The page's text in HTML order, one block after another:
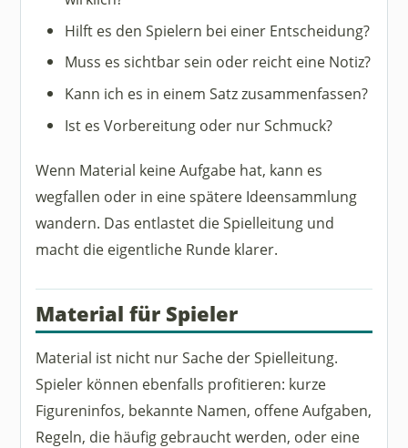
Hilft es den Spielern bei einer Entscheidung?
Muss es sichtbar sein oder reicht eine Notiz?
Kann ich es in einem Satz zusammenfassen?
Ist es Vorbereitung oder nur Schmuck?
Wenn Material keine Aufgabe hat, kann es
wegfallen oder in eine spätere Ideensammlung
wandern. Das entlastet die Spielleitung und
macht die eigentliche Runde klarer.
Material für Spieler
Material ist nicht nur Sache der Spielleitung.
Spieler können ebenfalls profitieren: kurze
Figureninfos, bekannte Namen, offene Aufgaben,
Regeln, die häufig gebraucht werden, oder eine